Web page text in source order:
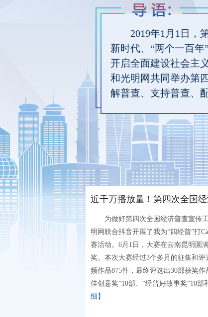
2019年1月1日，
新时代、“两个一百
开启全面建设社会主
和光明网共同举办第
解普查、支持普查、
近千万播放量！第四次全国
为做好第四次全国经济普查宣传
明网联合抖音开展了我为“四经普”
赛活动。6月1日，大赛在云南昆明圆
奖。本次大赛经过3个多月的征集和
频作品875件，最终评选出30部获奖
佳创意奖”10部、“经普好故事奖”10部
细】